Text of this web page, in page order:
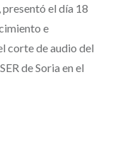
el día 18
e
corte de audio del
de Soria en el